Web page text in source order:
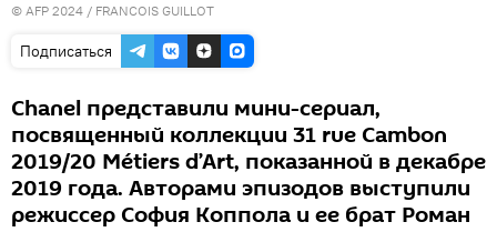
© AFP 2024 / FRANCOIS GUILLOT
Подписаться
Chanel представили мини-сериал,
посвященный коллекции 31 rue Cambon
2019/20 Métiers d’Art, показанной в декабре
2019 года. Авторами эпизодов выступили
режиссер София Коппола и ее брат Роман